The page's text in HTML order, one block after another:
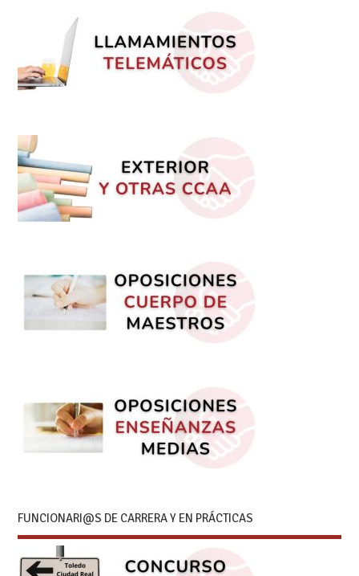
FUNCIONARI@S DE CARRERA Y EN PRÁCTICAS